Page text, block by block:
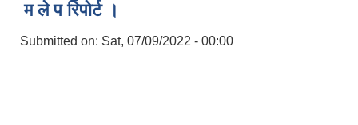
म ले प रिपोर्ट ।
Submitted on: Sat, 07/09/2022 - 00:00